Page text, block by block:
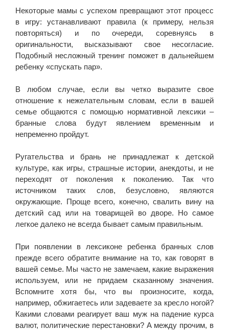
Некоторые мамы с успехом превращают этот процесс
в игру: устанавливают правила (к примеру, нельзя
повторяться) и по очереди, соревнуясь в
оригинальности, высказывают свое несогласие.
Подобный несложный тренинг поможет в дальнейшем
ребенку «спускать пар».
В любом случае, если вы четко выразите свое
отношение к нежелательным словам, если в вашей
семье общаются с помощью нормативной лексики –
бранные слова будут явлением временным и
непременно пройдут.
Ругательства и брань не принадлежат к детской
культуре, как игры, страшные истории, анекдоты, и не
переходят от поколения к поколению. Так что
источником таких слов, безусловно, являются
окружающие. Проще всего, конечно, свалить вину на
детский сад или на товарищей во дворе. Но самое
легкое далеко не всегда бывает самым правильным.
При появлении в лексиконе ребенка бранных слов
прежде всего обратите внимание на то, как говорят в
вашей семье. Мы часто не замечаем, какие выражения
используем, или не придаем сказанному значения.
Вспомните хотя бы, что вы произносите, когда,
например, обжигаетесь или задеваете за кресло ногой?
Какими словами реагирует ваш муж на падение курса
валют, политические перестановки? А между прочим, в